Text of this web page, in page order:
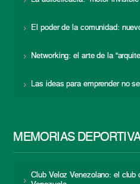
El poder de la comunidad:
Networking: el arte de la
Las ideas para emprender no
MEMORIAS
Club Veloz Venezolano: el